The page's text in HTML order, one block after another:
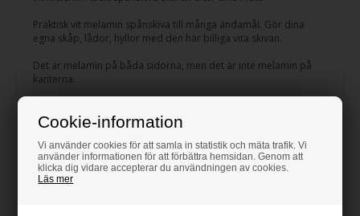
Cookie-information
Vi använder cookies för att samla in statistik och mäta trafik. Vi
använder informationen för att förbättra hemsidan. Genom att
klicka dig vidare accepterar du användningen av cookies.
Läs mer
Praktisk vit melamin spånskiva till många ändamål. Gör dina
egna skåp, lådor, hyllor med den här billiga vita skivan.
Det är melamin på båda sidorna, men det är inte melamin på
kanterna.
och en baksida på melaminen. Baksidan kan vara lätt sliten från
delen och framsidan kommer att vara helt skarp.